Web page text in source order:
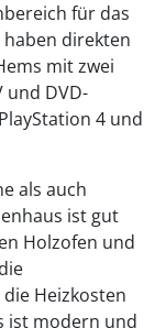
für das
haben direkten
mit zwei
und DVD-
4 und
als auch
ist gut
Holzofen und
Heizkosten
ist modern und